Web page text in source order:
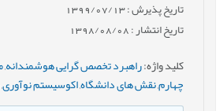
تاریخ پذیرش : 1399/07/13
تاریخ انتشار : 1398/08/08
کلید واژه:راهبرد تخصص گرایی هوشمندانه,
چهارم,نقش های دانشگاه,اکوسیستم نوآوری,